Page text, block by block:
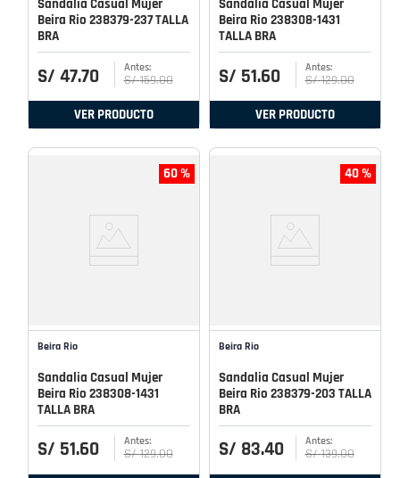
Sandalia Casual Mujer
Beira Rio 238379-237 TALLA
BRA
S/ 47.70 S/ 159.00
VER PRODUCTO
Sandalia Casual Mujer
Beira Rio 238308-1431
TALLA BRA
S/ 51.60 S/ 129.00
VER PRODUCTO
60 %
Beira Rio
Sandalia Casual Mujer
Beira Rio 238308-1431
TALLA BRA
S/ 51.60 S/ 129.00
40 %
Beira Rio
Sandalia Casual Mujer
Beira Rio 238379-203 TALLA
BRA
S/ 83.40 S/ 139.00